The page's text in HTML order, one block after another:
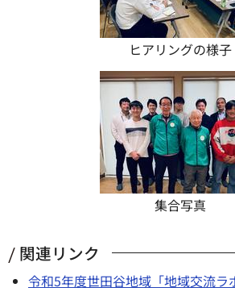
ヒアリングの様子
集合写真
関連リンク
令和5年度世田谷地域「地域交流ラ